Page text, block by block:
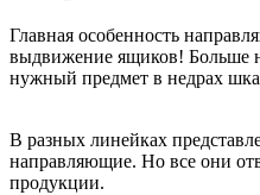
Главная особенность
выдвижение ящиков! Больше
нужный предмет в недрах
В разных линейках
направляющие. Но все они
продукции.